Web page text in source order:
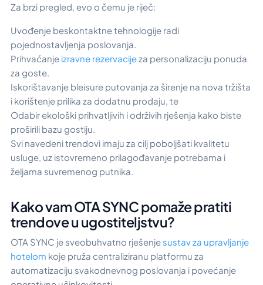
Za brzi pregled, evo o čemu je riječ:
Uvođenje beskontaktne tehnologije radi
pojednostavljenja poslovanja.
Prihvaćanje izravne rezervacijeza personalizaciju ponuda
za goste.
Iskorištavanje bleisure putovanja za širenje na nova tržišta
i korištenje prilika za dodatnu prodaju, te
Odabir ekološki prihvatljivih i održivih rješenja kako biste
proširili bazu gostiju.
Svi navedeni trendovi imaju za cilj poboljšati kvalitetu
usluge, uz istovremeno prilagođavanje potrebama i
željama suvremenog putnika.
Kako vam OTA SYNC pomaže pratiti
trendove u ugostiteljstvu?
OTA SYNC je sveobuhvatno rješenje sustav za upravljanje
hotelom koje pruža centraliziranu platformu za
automatizaciju svakodnevnog poslovanja i povećanje